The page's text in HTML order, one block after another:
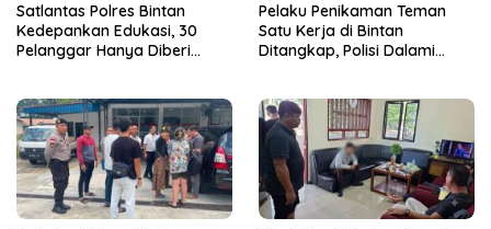
Satlantas Polres Bintan
Kedepankan Edukasi, 30
Pelanggar Hanya Diberi
Pelaku Penikaman Teman
Satu Kerja di Bintan
Ditangkap, Polisi Dalami